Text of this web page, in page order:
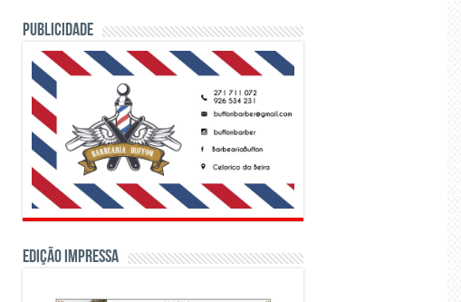
PUBLICIDADE
Edição Impressa